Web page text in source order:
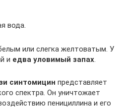
вода.
или слегка желтоватым. У
и едва уловимый запах.
синтомицин представляет
спектра. Он уничтожает
пенициллина и его